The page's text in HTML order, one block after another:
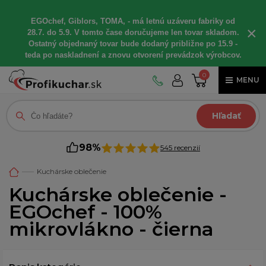
EGOchef, Giblors, TOMA, - má letnú uzáveru fabriky od
28.7. do 5.9. V tomto čase doručujeme len tovar skladom.
Ostatný objednaný tovar bude dodaný približne po 15.9 -
teda po naskladnení a znovu otvorení prevádzok výrobcov.
×
0
MENU
Hľadať
98% 545 recenzií
Kuchárske oblečenie
Kuchárske oblečenie -
EGOchef - 100%
mikrovlákno - čierna